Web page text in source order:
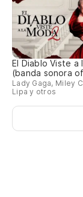
El Diablo Viste a
(banda sonora
Lady Gaga, Miley
Lipa y otros